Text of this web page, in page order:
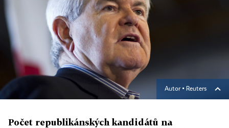
Autor ▪ Reuters
Počet republikánských kandidátů na